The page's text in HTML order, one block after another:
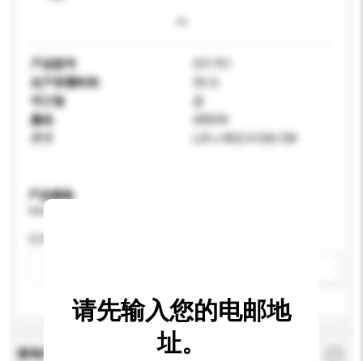
产品型号
生产所需时间
可订造
是
颜色
GREEN
L25 x W22 X H26 CM
产品规格
查询内容
请先输入您的电邮地
址。